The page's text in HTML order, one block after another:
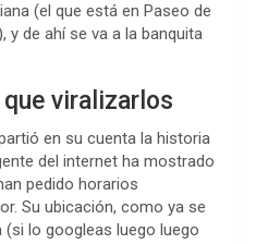
(el que está en Paseo de
y de ahí se va a la banquita
viralizarlos
en su cuenta la historia
del internet ha mostrado
pedido horarios
Su ubicación, como ya se
(si lo googleas luego luego